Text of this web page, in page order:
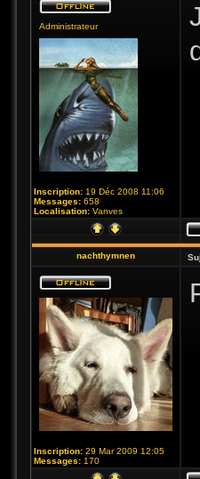
Administrateur
Inscription: 19 Déc 2008 11:06
Messages: 658
Localisation: Vanves
nachthymnen
Inscription: 29 Mar 2009 12:05
Messages: 170